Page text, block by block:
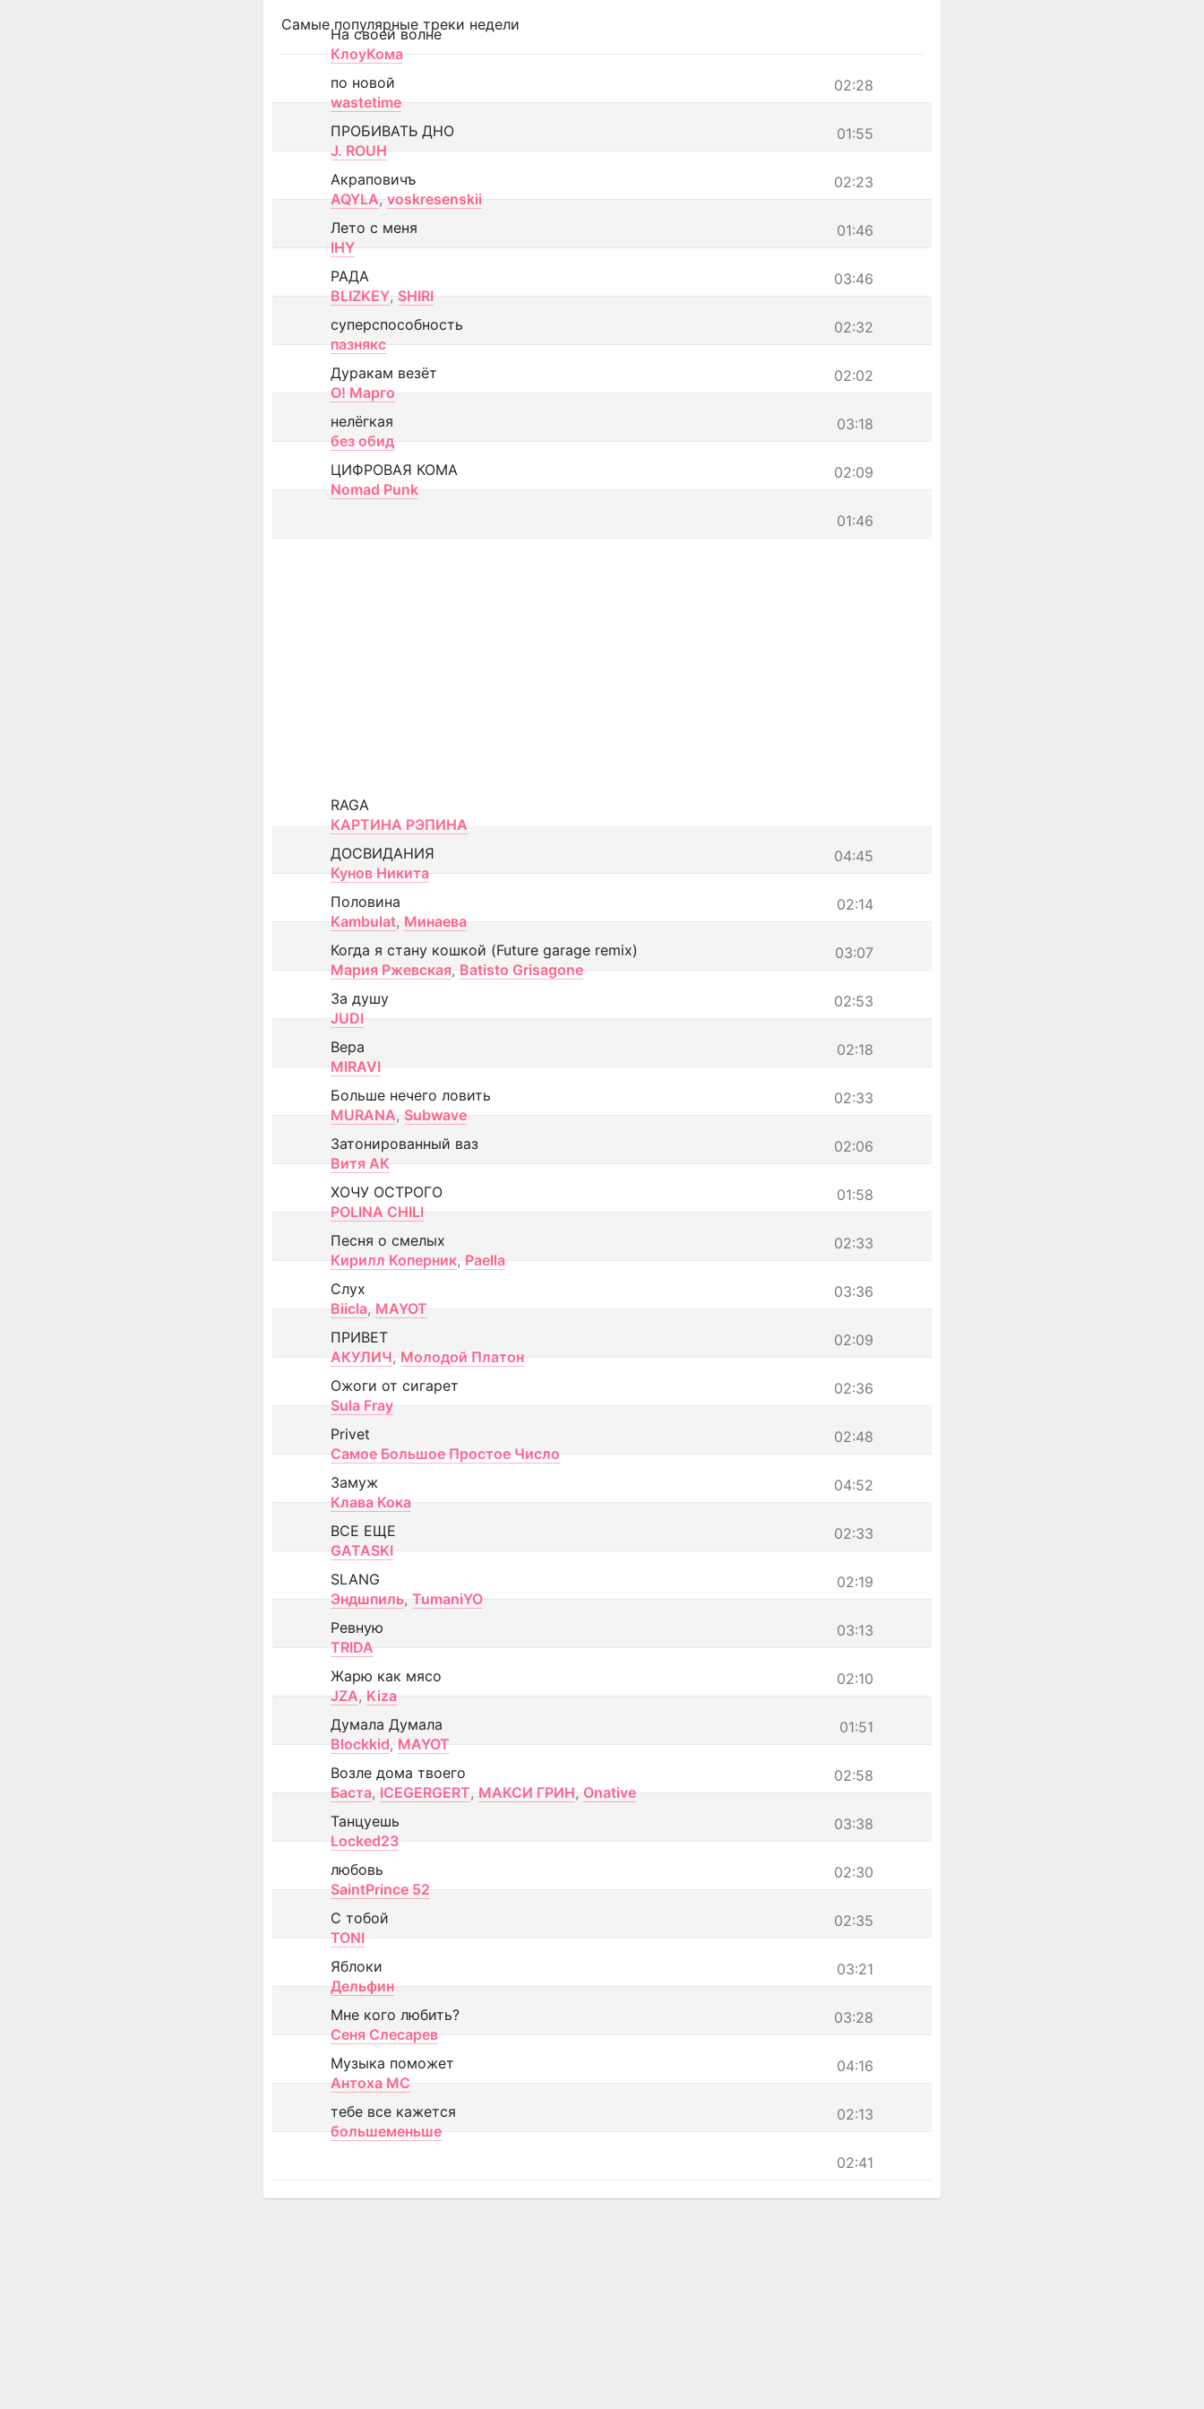
Самые популярные треки недели
На своей волне
КлоуКома
02:28
по новой
wastetime
01:55
ПРОБИВАТЬ ДНО
J. ROUH
02:23
Акраповичъ
AQYLA, voskresenskii
01:46
Лето с меня
IHY
03:46
РАДА
BLIZKEY, SHIRI
02:32
суперспособность
пазнякс
02:02
Дуракам везёт
О! Марго
03:18
нелёгкая
без обид
02:09
ЦИФРОВАЯ КОМА
Nomad Punk
01:46
RAGA
КАРТИНА РЭПИНА
04:45
ДОСВИДАНИЯ
Кунов Никита
02:14
Половина
Kambulat, Минаева
03:07
Когда я стану кошкой (Future garage remix)
Мария Ржевская, Batisto Grisagone
02:53
За душу
JUDI
02:18
Вера
MIRAVI
02:33
Больше нечего ловить
MURANA, Subwave
02:06
Затонированный ваз
Витя АК
01:58
ХОЧУ ОСТРОГО
POLINA CHILI
02:33
Песня о смелых
Кирилл Коперник, Paella
03:36
Слух
Biicla, MAYOT
02:09
ПРИВЕТ
АКУЛИЧ, Молодой Платон
02:36
Ожоги от сигарет
Sula Fray
02:48
Privet
Самое Большое Простое Число
04:52
Замуж
Клава Кока
02:33
ВСЕ ЕЩЕ
GATASKI
02:19
SLANG
Эндшпиль, TumaniYO
03:13
Ревную
TRIDA
02:10
Жарю как мясо
JZA, Kiza
01:51
Думала Думала
Blockkid, MAYOT
02:58
Возле дома твоего
Баста, ICEGERGERT, МАКСИ ГРИН, Onative
03:38
Танцуешь
Locked23
02:30
любовь
SaintPrince 52
02:35
С тобой
TONI
03:21
Яблоки
Дельфин
03:28
Мне кого любить?
Сеня Слесарев
04:16
Музыка поможет
Антоха МС
02:13
тебе все кажется
большеменьше
02:41